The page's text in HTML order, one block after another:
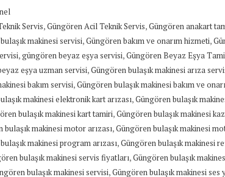
Servis,Güngören Acil Teknik Servis,Güngören anakart
makinesi servisi,Güngören bakım ve onarım hizmeti,
,güngören beyaz eşya servisi,Güngören Beyaz Eşya
eşya uzman servisi,Güngören bulaşık makinesi arıza
bakım servisi,Güngören bulaşık makinesi bakım ve
makinesi elektronik kart arızası,Güngören bulaşık
bulaşık makinesi kart tamiri,Güngören bulaşık makinesi
bulaşık makinesi motor arızası,Güngören bulaşık makinesi
makinesi program arızası,Güngören bulaşık makinesi
bulaşık makinesi servis fiyatları,Güngören bulaşık
bulaşık makinesi servisi,Güngören bulaşık makinesi ses